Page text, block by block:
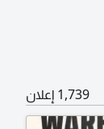
1,739 إعلان